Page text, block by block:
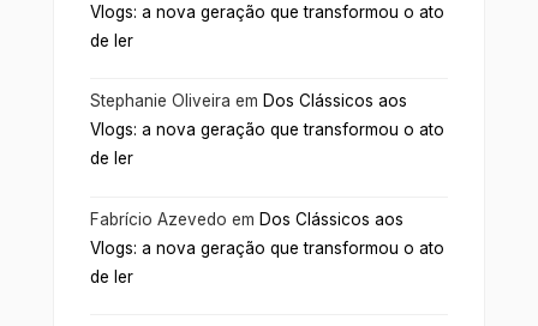
Vlogs: a nova geração que transformou o ato
de ler
Stephanie Oliveira em Dos Clássicos aos
Vlogs: a nova geração que transformou o ato
de ler
Fabrício Azevedo em Dos Clássicos aos
Vlogs: a nova geração que transformou o ato
de ler